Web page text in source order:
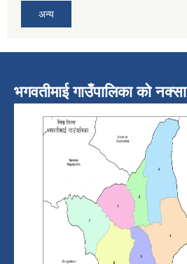
अन्य
भगवतीमाई गाउँपालिका को नक्सा